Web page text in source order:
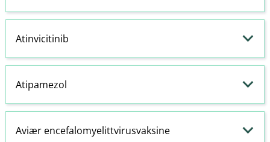
Atinvicitinib
Atipamezol
Aviær encefalomyelittvirusvaksine